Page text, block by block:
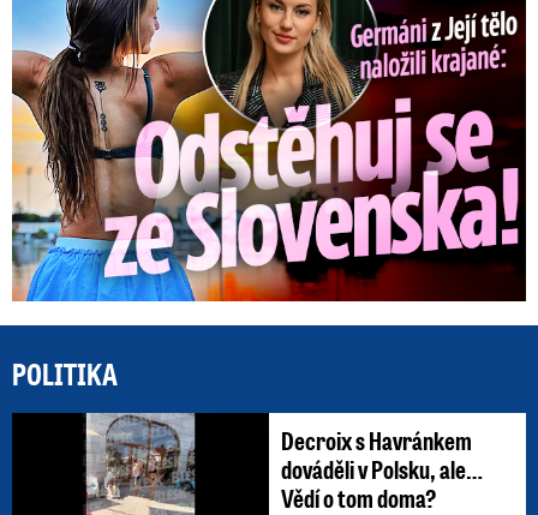
POLITIKA
Decroix s Havránkem
dováděli v Polsku, ale…
Vědí o tom doma?